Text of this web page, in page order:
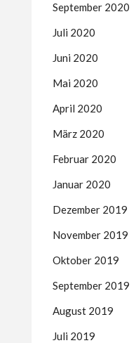
September 2020
Juli 2020
Juni 2020
Mai 2020
April 2020
März 2020
Februar 2020
Januar 2020
Dezember 2019
November 2019
Oktober 2019
September 2019
August 2019
Juli 2019